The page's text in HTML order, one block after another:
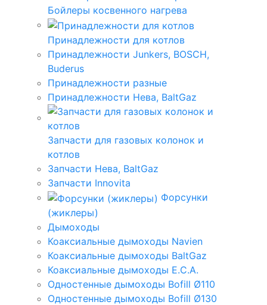
Бойлеры косвенного нагрева
Принадлежности для котлов
Принадлежности Junkers, BOSCH,
Buderus
Принадлежности разные
Принадлежности Нева, BaltGaz
Запчасти для газовых колонок и
котлов
Запчасти Нева, BaltGaz
Запчасти Innovita
Форсунки
(жиклеры)
Дымоходы
Коаксиальные дымоходы Navien
Коаксиальные дымоходы BaltGaz
Коаксиальные дымоходы E.C.A.
Одностенные дымоходы Bofill Ø110
Одностенные дымоходы Bofill Ø130